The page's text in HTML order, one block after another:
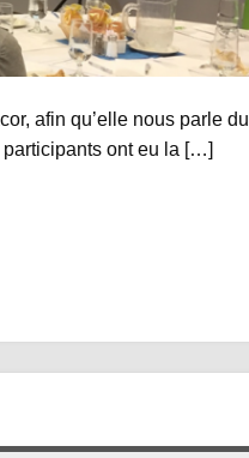
afin qu’elle nous parle du
participants ont eu la […]